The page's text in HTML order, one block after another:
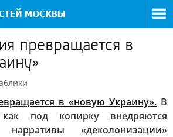
превращается в
в «новую Украину». В
под копирку внедряются
нарративы «деколонизации»